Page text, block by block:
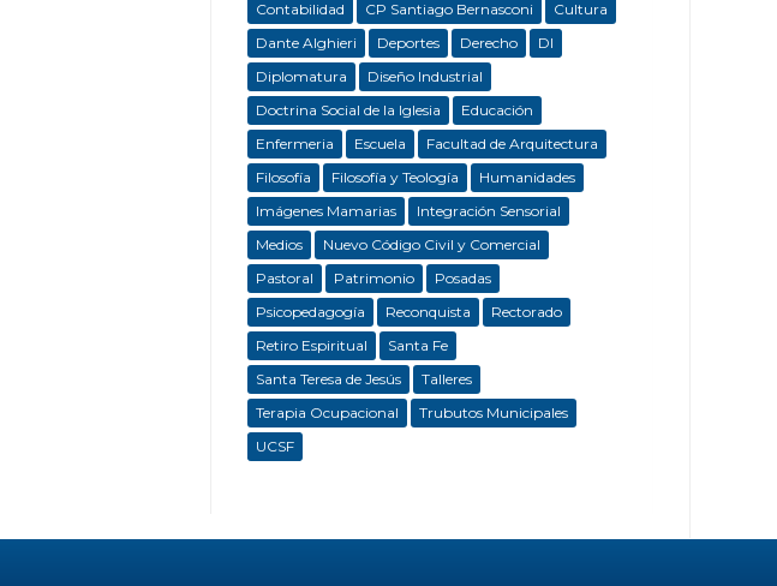
Contabilidad
CP Santiago Bernasconi
Cultura
Dante Alghieri
Deportes Derecho
DI
Diplomatura
Diseño Industrial
Doctrina Social de la Iglesia
Educación
Enfermeria
Escuela
Facultad de Arquitectura
Filosofía
Filosofía y Teología
Humanidades
Imágenes Mamarias
Integración Sensorial
Medios
Nuevo Código Civil y Comercial
Pastoral
Patrimonio
Posadas
Psicopedagogía
Reconquista
Rectorado
Retiro Espiritual
Santa Fe
Santa Teresa de Jesús
Talleres
Terapia Ocupacional
Trubutos Municipales
UCSF